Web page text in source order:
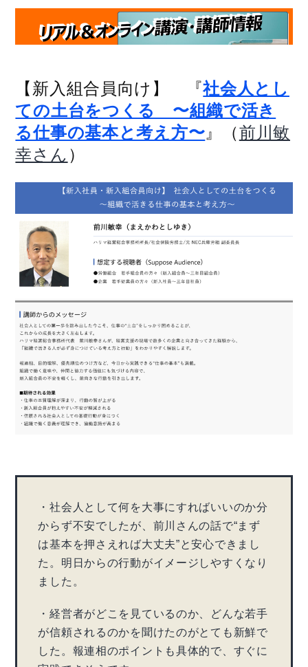
【新入組合員向け】 『社会人とし
ての土台をつくる 〜組織で活き
る仕事の基本と考え方〜』（前川敏
幸さん ）
・社会人として何を大事にすればいいのか分
からず不安でしたが、前川さんの話で“まず
は基本を押さえれば大丈夫”と安心できまし
た。明日からの行動がイメージしやすくなり
ました。
・経営者がどこを見ているのか、どんな若手
が信頼されるのかを聞けたのがとても新鮮で
した。報連相のポイントも具体的で、すぐに